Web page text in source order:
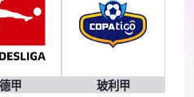
德甲 玻利甲